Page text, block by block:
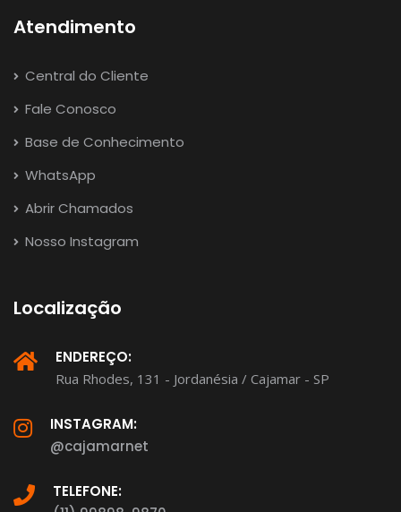
Atendimento
Central do Cliente
Fale Conosco
Base de Conhecimento
WhatsApp
Abrir Chamados
Nosso Instagram
Localização
ENDEREÇO:
Rua Rhodes, 131 - Jordanésia / Cajamar - SP
INSTAGRAM:
@cajamarnet
TELEFONE: